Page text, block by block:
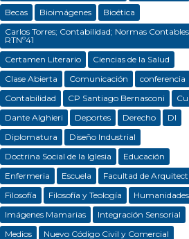
Becas
Bioimágenes
Bioética
Carlos Torres; Contabilidad; Normas
RTNº41
Certamen Literario
Ciencias de la Salud
Clase Abierta
Comunicación
conferencia
Contabilidad
CP Santiago Bernasconi
Dante Alghieri
Deportes Derecho
DI
Diplomatura
Diseño Industrial
Doctrina Social de la Iglesia
Educación
Enfermeria
Escuela
Facultad de
Filosofía
Filosofía y Teología
Humanidades
Imágenes Mamarias
Integración Sensorial
Medios
Nuevo Código Civil y Comercial